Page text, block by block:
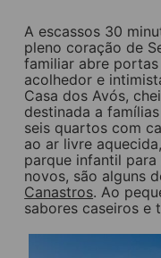
A escassos 30
pleno coração de
familiar abre
acolhedor e
Casa dos Avós,
destinada a
seis quartos com
ao ar livre
parque infantil
novos, são alguns
Canastros. Ao
sabores caseiros e